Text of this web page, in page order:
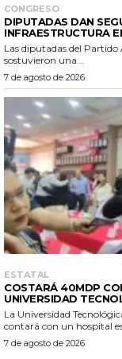
CONGRESO
DIPUTADAS DAN
INFRAESTRUCTURA
Las diputadas del Partido
sostuvieron una...
7 de agosto de 2026
ESTATAL
COSTARÁ 40MDP
UNIVERSIDAD
La Universidad
contará con un hospital
7 de agosto de 2026